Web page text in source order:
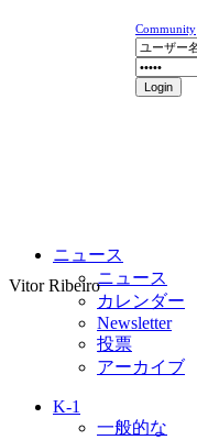
Community
ニュース
ニュース
カレンダー
Newsletter
投票
アーカイブ
K-1
一般的な
Vitor Ribeiro